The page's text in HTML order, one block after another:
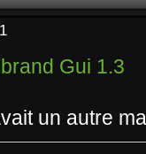
Gui 1.3
un autre